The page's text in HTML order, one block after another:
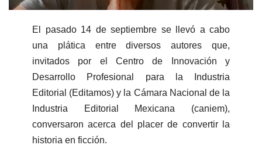
El pasado 14 de septiembre se llevó a cabo
una plática entre diversos autores que,
invitados por el Centro de Innovación y
Desarrollo Profesional para la Industria
Editorial (Editamos) y la Cámara Nacional de la
Industria Editorial Mexicana (caniem),
conversaron acerca del placer de convertir la
historia en ficción.